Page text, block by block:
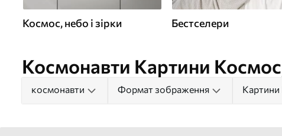
Космос, небо і зірки Бестселери
Космонавти Картини Космос,
космонавти Формат зображення Картини